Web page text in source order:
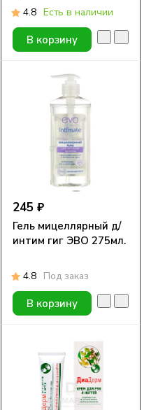
4.8 Есть в наличии
В корзину
245 ₽
Гель мицеллярный д/
интим гиг ЭВО 275мл.
4.8 Под заказ
В корзину